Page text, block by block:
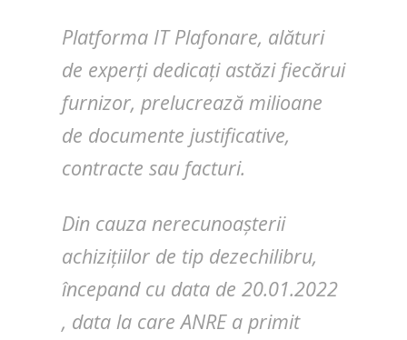
Platforma IT Plafonare, alături
de experți dedicați astăzi fiecărui
furnizor, prelucrează milioane
de documente justificative,
contracte sau facturi.
Din cauza nerecunoașterii
achizițiilor de tip dezechilibru,
începand cu data de 20.01.2022
, data la care ANRE a primit